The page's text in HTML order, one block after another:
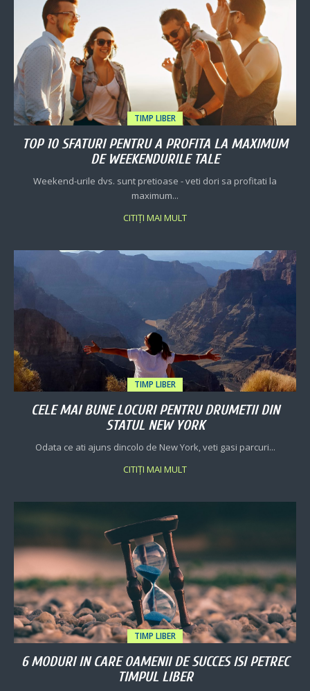
TIMP LIBER
TOP 10 SFATURI PENTRU A PROFITA LA MAXIMUM
DE WEEKENDURILE TALE
Weekend-urile dvs. sunt pretioase - veti dori sa profitati la
maximum...
CITIȚI MAI MULT
TIMP LIBER
CELE MAI BUNE LOCURI PENTRU DRUMETII DIN
STATUL NEW YORK
Odata ce ati ajuns dincolo de New York, veti gasi parcuri...
CITIȚI MAI MULT
TIMP LIBER
6 MODURI IN CARE OAMENII DE SUCCES ISI PETREC
TIMPUL LIBER